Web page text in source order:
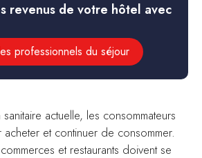
revenus de votre hôtel avec
professionnels du séjour
actuelle, les consommateurs
acheter et continuer de consommer.
et restaurants doivent se